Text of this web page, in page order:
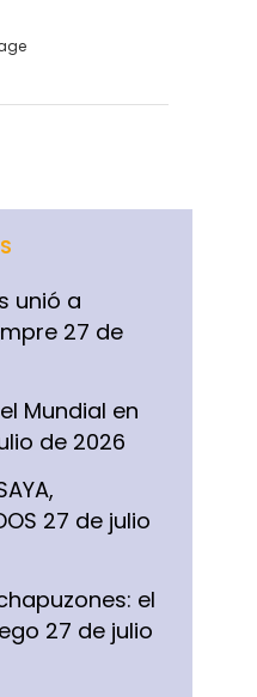
unió a
27 de
Mundial en
de 2026
27 de julio
el
27 de julio